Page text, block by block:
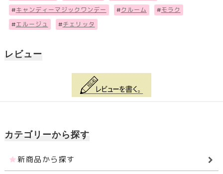
#キャンディーマジックワンデー #クルーム #モラク
#エルージュ #チェリッタ
レビュー
カテゴリーから探す
新商品から探す